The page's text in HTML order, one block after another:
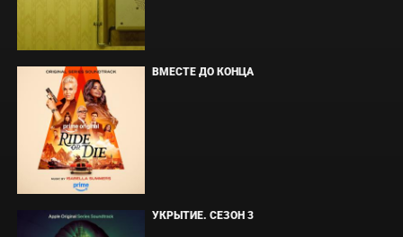
ВМЕСТЕ ДО КОНЦА
УКРЫТИЕ. СЕЗОН 3